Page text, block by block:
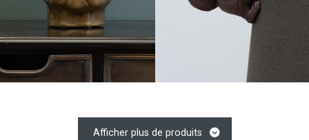
Afficher plus de produits